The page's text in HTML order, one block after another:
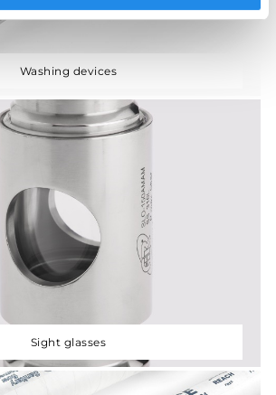
Washing devices
Sight glasses